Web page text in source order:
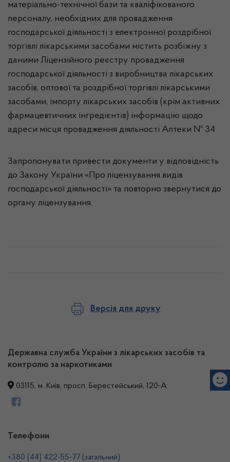
матеріально-технічної бази та кваліфікованого
персоналу, необхідних для провадження
господарської діяльності з електронної роздрібної
торгівлі лікарськими засобами містить розбіжну з
даними Ліцензійного реєстру провадження
господарської діяльності з виробництва лікарських
засобів, оптової та роздрібної торгівлі лікарськими
засобами, імпорту лікарських засобів (крім активних
фармацевтичних інгредієнтів) інформацію щодо
адреси місця провадження діяльності Аптеки № 34
Запропонувати привести документи у відповідність
до Закону України «Про ліцензування видів
господарської діяльності» та повторно звернутися до
органу ліцензування.
Версія для друку
Державна служба України з лікарських засобів та
контролю за наркотиками
03115, м. Київ, просп. Берестейський, 120-А
Телефони
+380 (44) 422-55-77 (загальний)